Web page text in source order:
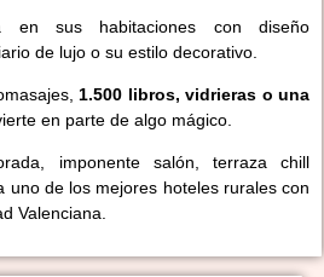
en sus habitaciones con diseño
de lujo o su estilo decorativo.
1.500 libros, vidrieras o una
en parte de algo mágico.
imponente salón, terraza chill
de los mejores hoteles rurales con
Valenciana.